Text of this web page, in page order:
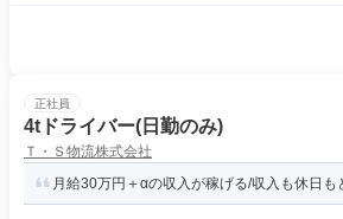
正社員
4tドライバー(日勤のみ)
Ｔ・Ｓ物流株式会社
月給30万円＋αの収入が稼げる/収入も休日も